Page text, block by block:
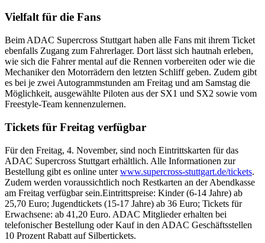
Vielfalt für die Fans
Beim ADAC Supercross Stuttgart haben alle Fans mit ihrem Ticket
ebenfalls Zugang zum Fahrerlager. Dort lässt sich hautnah erleben,
wie sich die Fahrer mental auf die Rennen vorbereiten oder wie die
Mechaniker den Motorrädern den letzten Schliff geben. Zudem gibt
es bei je zwei Autogrammstunden am Freitag und am Samstag die
Möglichkeit, ausgewählte Piloten aus der SX1 und SX2 sowie vom
Freestyle-Team kennenzulernen.
Tickets für Freitag verfügbar
Für den Freitag, 4. November, sind noch Eintrittskarten für das
ADAC Supercross Stuttgart erhältlich. Alle Informationen zur
Bestellung gibt es online unterwww.supercross-stuttgart.de/tickets.
Zudem werden voraussichtlich noch Restkarten an der Abendkasse
am Freitag verfügbar sein.Eintrittspreise: Kinder (6-14 Jahre) ab
25,70 Euro; Jugendtickets (15-17 Jahre) ab 36 Euro; Tickets für
Erwachsene: ab 41,20 Euro. ADAC Mitglieder erhalten bei
telefonischer Bestellung oder Kauf in den ADAC Geschäftsstellen
10 Prozent Rabatt auf Silbertickets.